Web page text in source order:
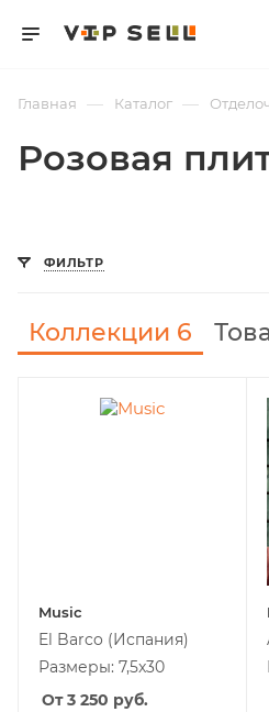
Главная — Каталог —
Розовая
ФИЛЬТР
Коллекции 6
Music
El Barco (Испания)
Размеры: 7,5x30
От 3 250 руб.